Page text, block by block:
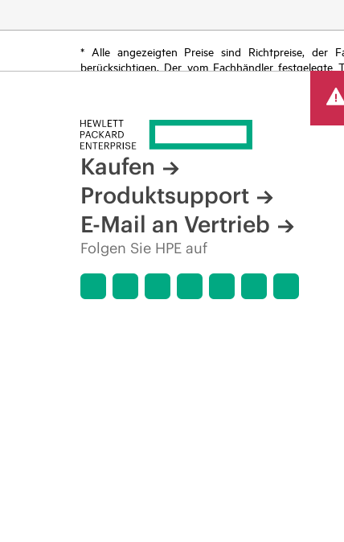
* Alle angezeigten Preise sind Richtpreise, der
berücksichtigen. Der vom Fachhändler festgelegte
von Produkten, eingeschränkter
Kaufen
Produktsupport
E-Mail an Vertrieb
Folgen Sie HPE auf